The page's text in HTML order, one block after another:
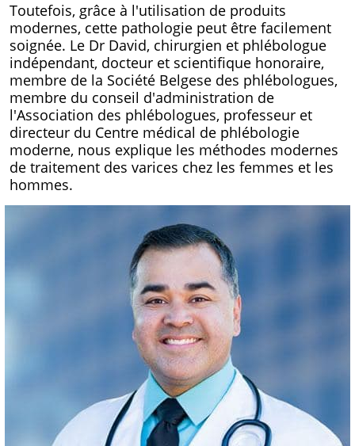
Toutefois, grâce à l'utilisation de produits
modernes, cette pathologie peut être facilement
soignée. Le Dr David, chirurgien et phlébologue
indépendant, docteur et scientifique honoraire,
membre de la Société Belgese des phlébologues,
membre du conseil d'administration de
l'Association des phlébologues, professeur et
directeur du Centre médical de phlébologie
moderne, nous explique les méthodes modernes
de traitement des varices chez les femmes et les
hommes.